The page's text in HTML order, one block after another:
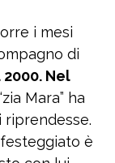
i mesi
di
Nel
Mara” ha
festeggiato è